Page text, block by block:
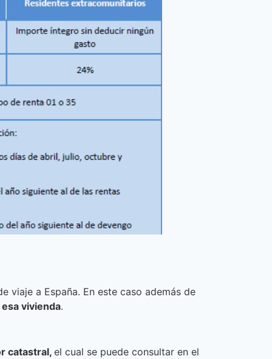
viaje a España. En este caso además de
vivienda.
catastral, el cual se puede consultar en el